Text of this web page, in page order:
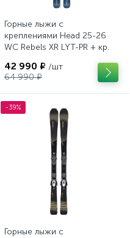
Горные лыжи с
креплениями Head 25-26
WC Rebels XR LYT-PR + кр.
42 990 ₽ /шт
64 990 ₽
-39%
Горные лыжи с